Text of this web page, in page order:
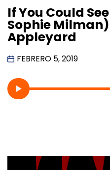
If You Could
Sophie
Appleyard
FEBRERO 5, 2019